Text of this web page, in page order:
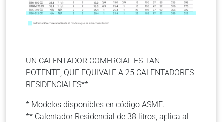
UN CALENTADOR COMERCIAL ES TAN
POTENTE, QUE EQUIVALE A 25 CALENTADORES
RESIDENCIALES**
* Modelos disponibles en código ASME.
** Calentador Residencial de 38 litros, aplica al